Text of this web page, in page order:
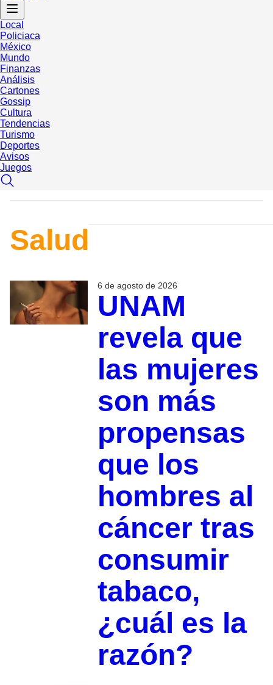
Local
Policiaca
México
Mundo
Finanzas
Análisis
Cartones
Gossip
Cultura
Tendencias
Turismo
Deportes
Avisos
Juegos
Salud
6 de agosto de 2026
UNAM
revela que
las mujeres
son más
propensas
que los
hombres al
cáncer tras
consumir
tabaco,
¿cuál es la
razón?